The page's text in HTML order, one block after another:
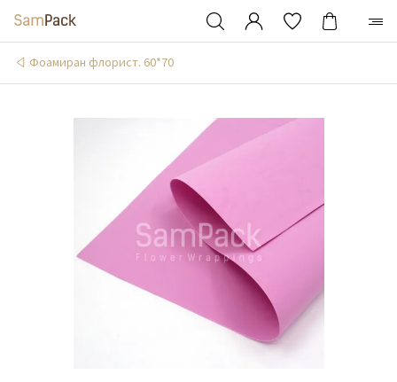
Фоамиран флорист. 60*70